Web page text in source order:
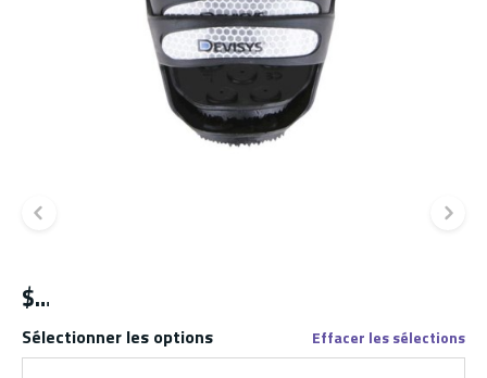
Diapositive précédente
$
Sélectionner les options Effacer les sélections